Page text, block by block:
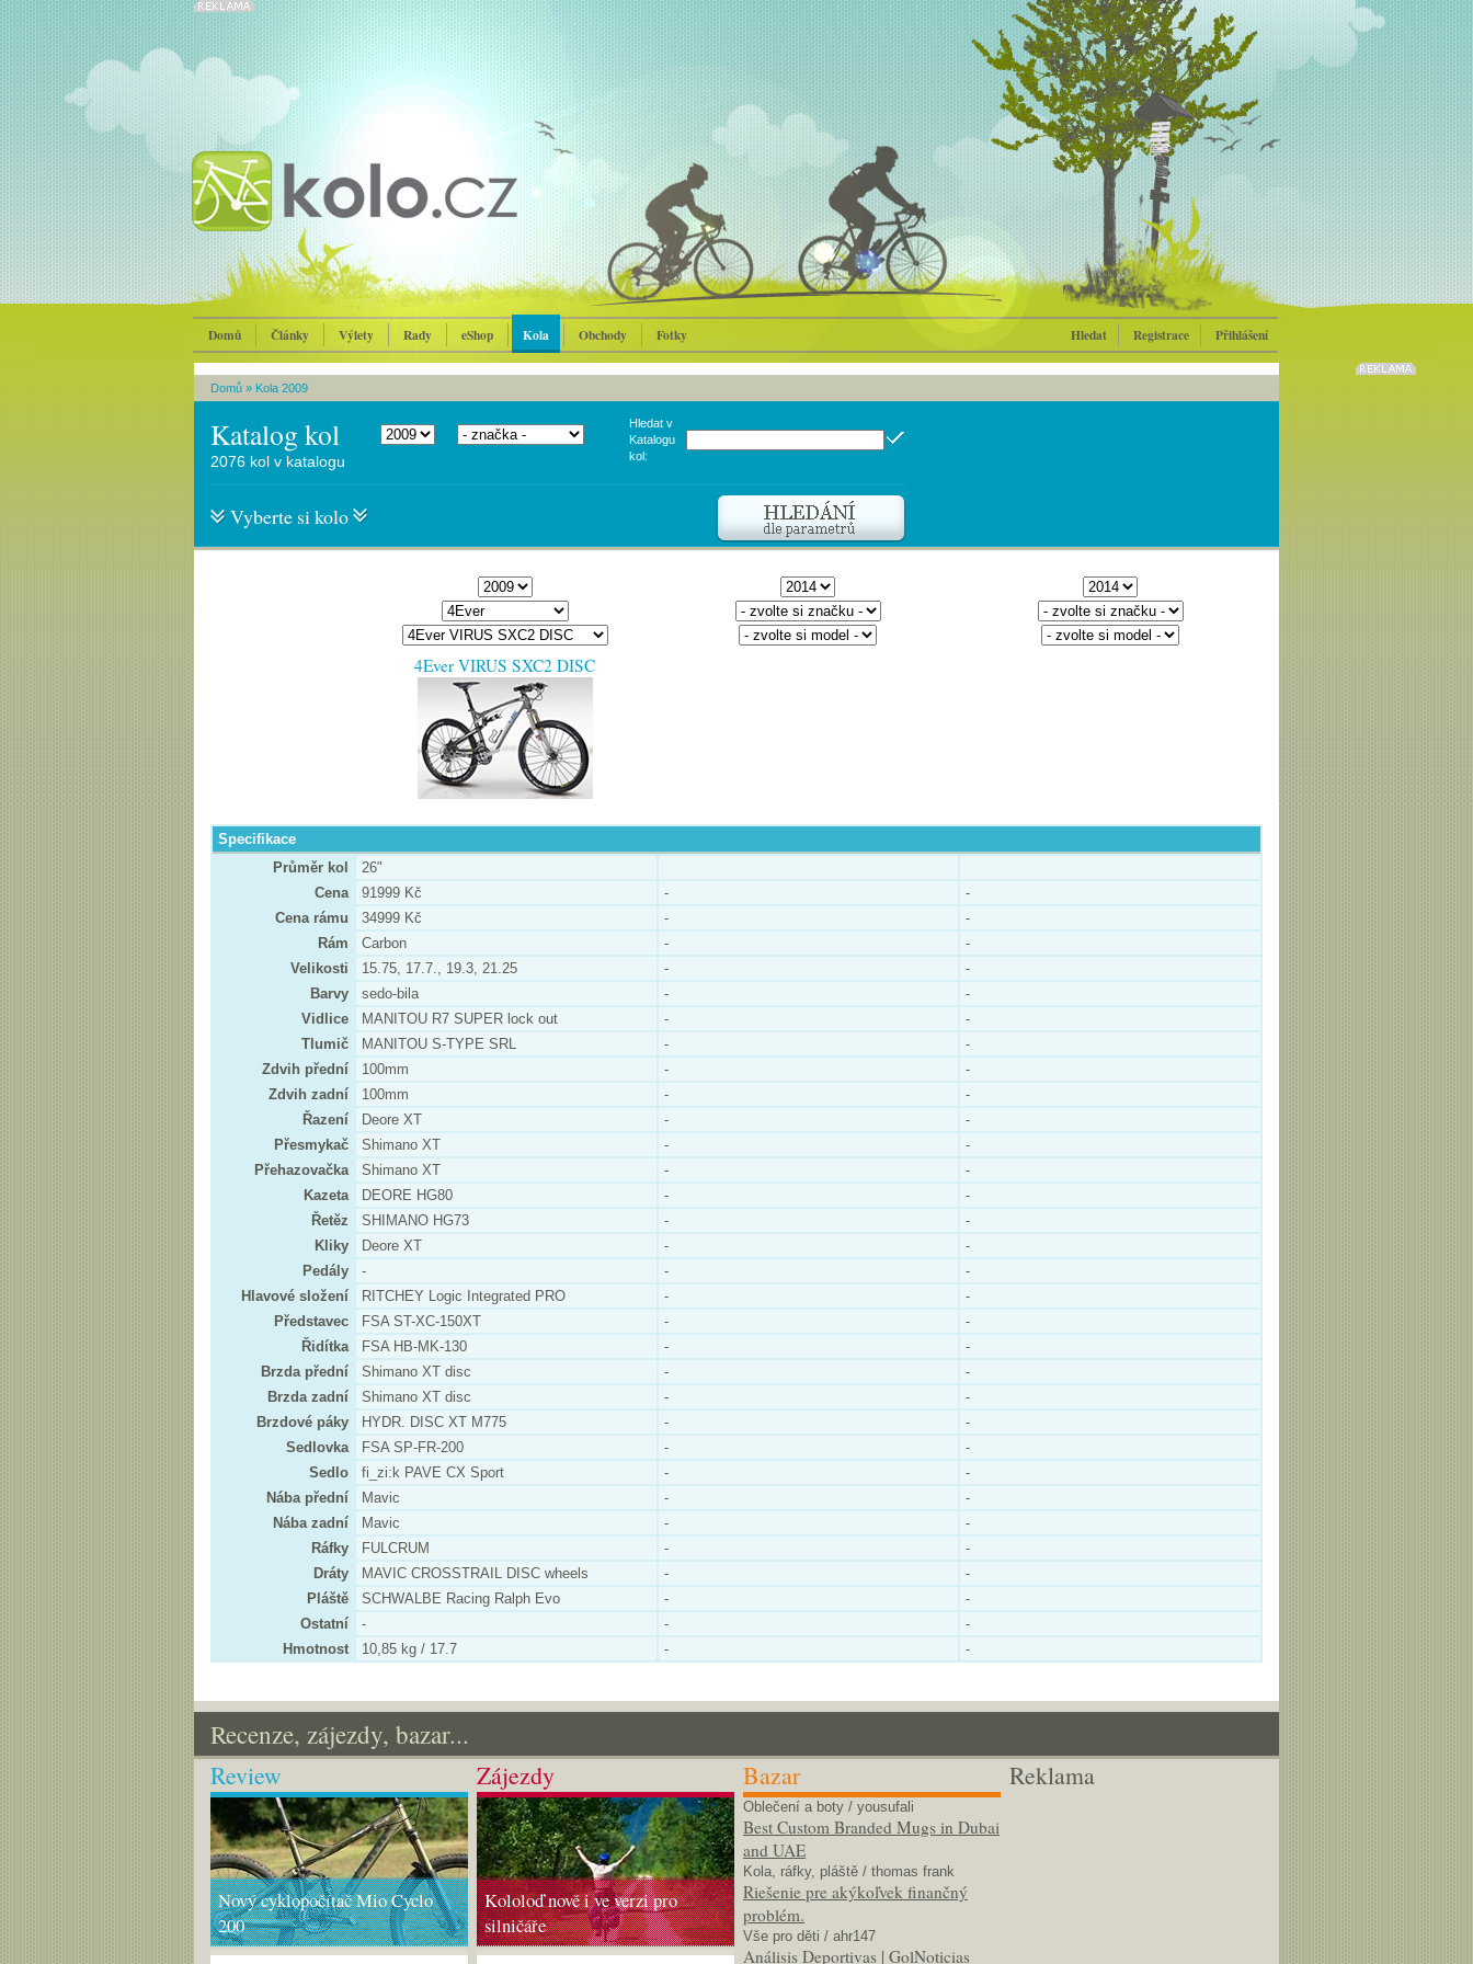
Domů Články Výlety Rady eShop Kola Obchody Fotky Hledat Registrace Přihlášení
Domů » Kola 2009
Katalog kol
Hledat v
Katalogu
kol:
2076 kol v katalogu
Vyberte si kolo
4Ever VIRUS SXC2 DISC
Specifikace
Průměr kol
26"
Cena
91999 Kč -
-
Cena rámu
34999 Kč -
-
Rám
Carbon -
-
Velikosti
15.75, 17.7., 19.3, 21.25 -
-
Barvy
sedo-bila -
-
Vidlice
MANITOU R7 SUPER lock out -
-
Tlumič
MANITOU S-TYPE SRL -
-
Zdvih přední
100mm -
-
Zdvih zadní
100mm -
-
Řazení
Deore XT -
-
Přesmykač
Shimano XT -
-
Přehazovačka
Shimano XT -
-
Kazeta
DEORE HG80 -
-
Řetěz
SHIMANO HG73 -
-
Kliky
Deore XT -
-
Pedály
- -
-
Hlavové složení
RITCHEY Logic Integrated PRO -
-
Představec
FSA ST-XC-150XT -
-
Řidítka
FSA HB-MK-130 -
-
Brzda přední
Shimano XT disc -
-
Brzda zadní
Shimano XT disc -
-
Brzdové páky
HYDR. DISC XT M775 -
-
Sedlovka
FSA SP-FR-200 -
-
Sedlo
fi_zi:k PAVE CX Sport -
-
Nába přední
Mavic -
-
Nába zadní
Mavic -
-
Ráfky
FULCRUM -
-
Dráty
MAVIC CROSSTRAIL DISC wheels -
-
Pláště
SCHWALBE Racing Ralph Evo -
-
Ostatní
- -
-
Hmotnost
10,85 kg / 17.7 - -
Recenze, zájezdy, bazar...
Review
Nový cyklopočítač Mio Cyclo
200
Zájezdy
Kololoď nově i ve verzi pro
silničáře
Bazar
Oblečení a boty / yousufali
Best Custom Branded Mugs in Dubai
and UAE
Kola, ráfky, pláště / thomas frank
Riešenie pre akýkoľvek finančný
problém.
Vše pro děti / ahr147
Análisis Deportivas | GolNoticias
Reklama